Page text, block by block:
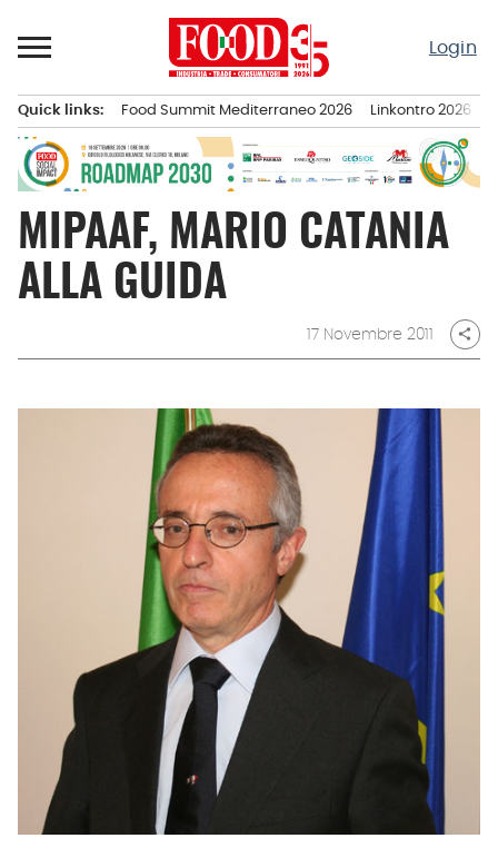
al
Login
principale
Quick links: Food Summit Mediterraneo 2026 Linkontro 2026
MIPAAF, MARIO CATANIA
ALLA GUIDA
17 Novembre 2011 share